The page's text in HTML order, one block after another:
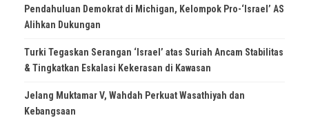
Pendahuluan Demokrat di Michigan, Kelompok Pro-‘Israel’ AS
Alihkan Dukungan
Turki Tegaskan Serangan ‘Israel’ atas Suriah Ancam Stabilitas
& Tingkatkan Eskalasi Kekerasan di Kawasan
Jelang Muktamar V, Wahdah Perkuat Wasathiyah dan
Kebangsaan